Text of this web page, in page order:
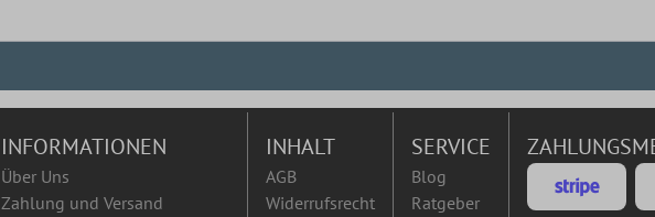
INFORMATIONEN
Über Uns
Zahlung und Versand
INHALT
AGB
Widerrufsrecht
SERVICE
Blog
Ratgeber